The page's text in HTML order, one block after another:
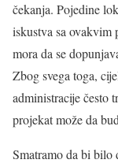
čekanja. Pojedine
iskustva sa ovakvim
mora da se
Zbog svega toga,
administracije često
projekat može da
Smatramo da bi bilo